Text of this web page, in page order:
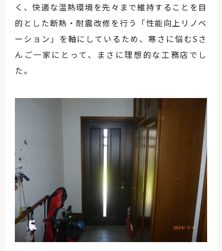
く、快適な温熱環境を先々まで維持することを目
的とした断熱・耐震改修を行う「性能向上リノベ
ーション」を軸にしているため、寒さに悩むSさ
んご一家にとって、まさに理想的な工務店でし
た。